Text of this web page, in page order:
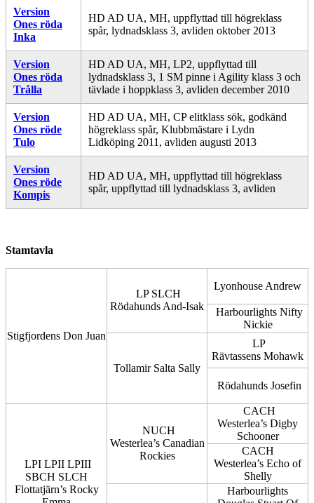
Version
Ones röda
Inka
HD AD UA, MH, uppflyttad till högreklass
spår, lydnadsklass 3, avliden oktober 2013
Version
Ones röda
Trålla
HD AD UA, MH, LP2, uppflyttad till
lydnadsklass 3, 1 SM pinne i Agility klass 3 och
tävlade i hoppklass 3, avliden december 2010
Version
Ones röde
Tulo
HD AD UA, MH, CP elitklass sök, godkänd
högreklass spår, Klubbmästare i Lydn
Lidköping 2011, avliden augusti 2013
Version
Ones röde
Kompis
HD AD UA, MH, uppflyttad till högreklass
spår, uppflyttad till lydnadsklass 3, avliden
Stamtavla
Stigfjordens Don Juan
LP SLCH
Rödahunds And-Isak
Lyonhouse Andrew
Harbourlights Nifty
Nickie
Tollamir Salta Sally
LP
Rävtassens Mohawk
Rödahunds Josefin
LPI LPII LPIII
SBCH SLCH
Flottatjärn’s Rocky
NUCH
Westerlea’s Canadian
Rockies
CACH
Westerlea’s Digby
Schooner
CACH
Westerlea’s Echo of
Shelly
Harbourlights